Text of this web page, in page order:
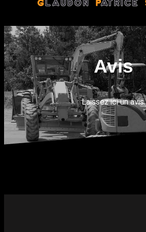
Avis
Laissez ici un avis.